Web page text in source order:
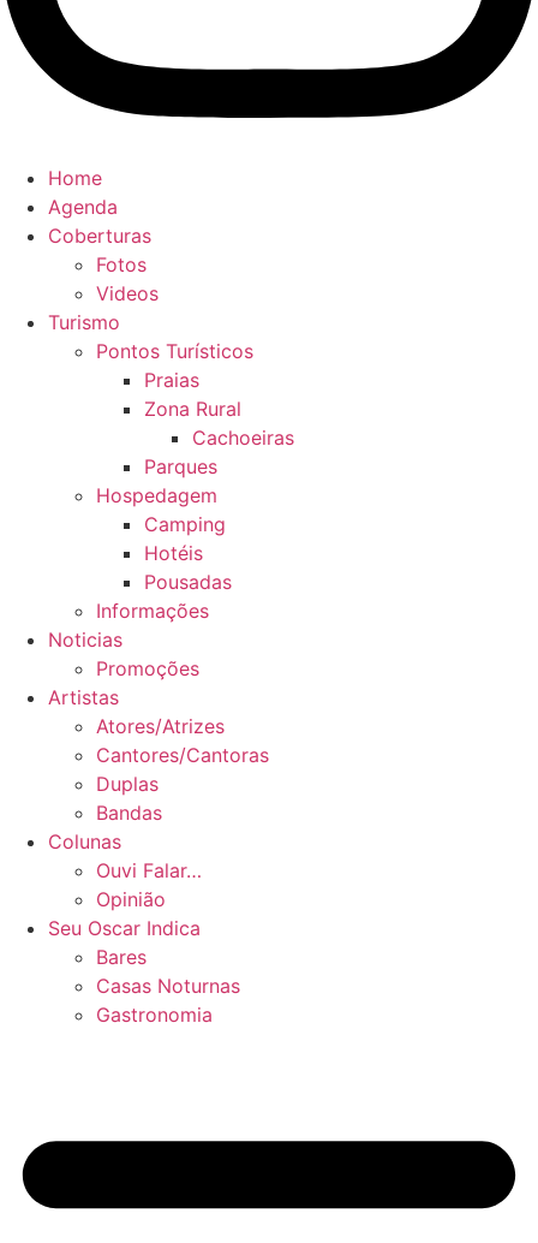
Home
Agenda
Coberturas
Fotos
Videos
Turismo
Pontos Turísticos
Praias
Zona Rural
Cachoeiras
Parques
Hospedagem
Camping
Hotéis
Pousadas
Informações
Noticias
Promoções
Artistas
Atores/Atrizes
Cantores/Cantoras
Duplas
Bandas
Colunas
Ouvi Falar…
Opinião
Seu Oscar Indica
Bares
Casas Noturnas
Gastronomia